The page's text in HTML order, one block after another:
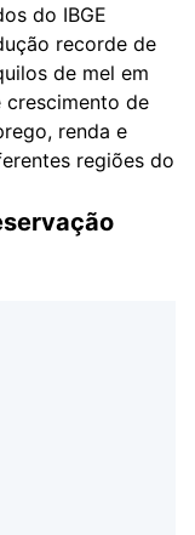
do IBGE
recorde de
de mel em
de
renda e
regiões do